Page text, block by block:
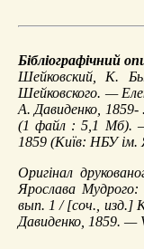
Бібліографічний
Шейковский, К.
Шейковского. —
А. Давиденко,
(1 файл : 5,1 Мб).
1859 (Київ: НБУ ім.
Оригінал
Ярослава
вып. 1 / [соч., изд.]
Давиденко, 1859. —